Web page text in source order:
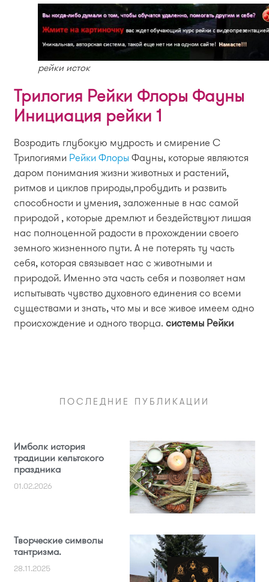
рейки исток
Трилогия Рейки Флоры Фауны
Инициация рейки 1
Возродить глубокую мудрость и смирение С
Трилогиями Рейки Флоры Фауны, которые являются
даром понимания жизни животных и растений,
ритмов и циклов природы,пробудить и развить
способности и умения, заложенные в нас самой
природой , которые дремлют и бездействуют лишая
нас полноценной радости в прохождении своего
земного жизненного пути. А не потерять ту часть
себя, которая связывает нас с животными и
природой. Именно эта часть себя и позволяет нам
испытывать чувство духовного единения со всеми
существами и знать, что мы и все живое имеем одно
происхождение и одного творца. системы Рейки
ПОСЛЕДНИЕ ПУБЛИКАЦИИ
Имболк история
традиции кельтского
праздника
01.02.2026
Творческие символы
тантризма.
28.11.2025